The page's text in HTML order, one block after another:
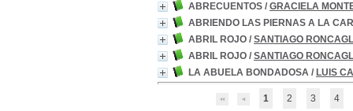
ABRECUENTOS / GRACIELA
ABRIENDO LAS PIERNAS A LA
ABRIL ROJO / SANTIAGO
ABRIL ROJO / SANTIAGO
LA ABUELA BONDADOSA / LUIS
1 2 3 4